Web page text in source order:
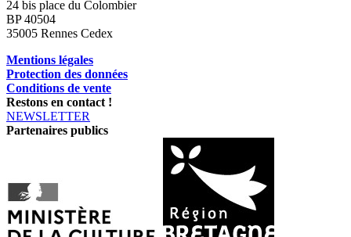
24 bis place du Colombier
BP 40504
35005 Rennes Cedex
Mentions légales
Protection des données
Conditions de vente
Restons en contact !
NEWSLETTER
Partenaires publics